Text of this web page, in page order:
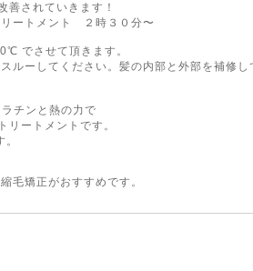
善されていきます！
ートメント ２時３０分〜
でさせて頂きます。
ルーしてください。髪の内部と外部を補修
チンと熱の力で
リートメントです。
毛矯正がおすすめです。